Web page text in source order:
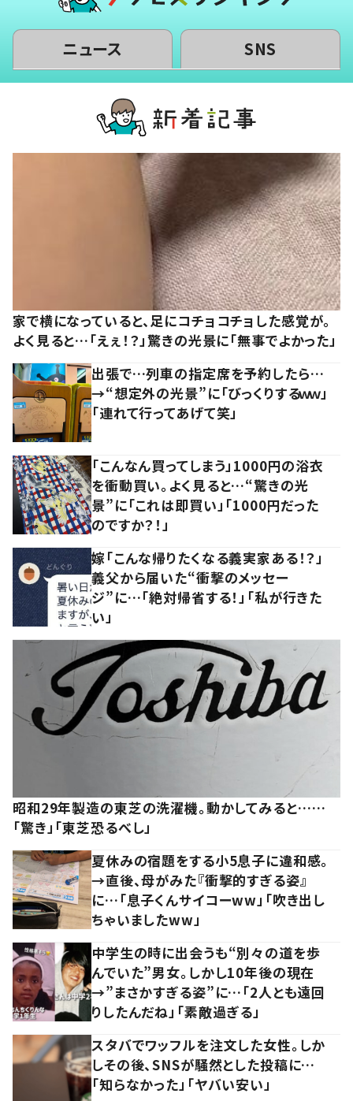
ニュース SNS
家で横になっていると、足にコチョコチョした感覚が。
よく見ると…「えぇ！？」驚きの光景に「無事でよかった」
出張で…列車の指定席を予約したら…
→“想定外の光景”に「びっくりするｗｗ」
「連れて行ってあげて笑」
「こんなん買ってしまう」1000円の浴衣
を衝動買い。よく見ると…“驚きの光
景”に「これは即買い」「1000円だった
のですか？！」
嫁「こんな帰りたくなる義実家ある！？」
義父から届いた“衝撃のメッセー
ジ”に…「絶対帰省する！」「私が行きた
い」
昭和29年製造の東芝の洗濯機。動かしてみると……
「驚き」「東芝恐るべし」
夏休みの宿題をする小5息子に違和感。
→直後、母がみた『衝撃的すぎる姿』
に…「息子くんサイコーww」「吹き出し
ちゃいましたww」
中学生の時に出会うも“別々の道を歩
んでいた”男女。しかし10年後の現在
→”まさかすぎる姿”に…「2人とも遠回
りしたんだね」「素敵過ぎる」
スタバでワッフルを注文した女性。しか
しその後、SNSが騒然とした投稿に…
「知らなかった」「ヤバい安い」